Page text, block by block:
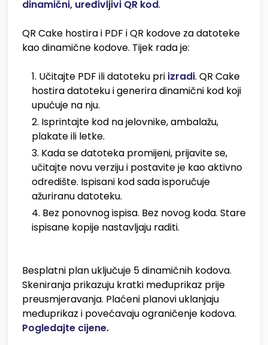
dinamični, uređivljivi QR kod.
QR Cake hostira i PDF i QR kodove za datoteke
kao dinamične kodove. Tijek rada je:
Učitajte PDF ili datoteku pri izradi. QR Cake
hostira datoteku i generira dinamični kod koji
upućuje na nju.
Isprintajte kod na jelovnike, ambalažu,
plakate ili letke.
Kada se datoteka promijeni, prijavite se,
učitajte novu verziju i postavite je kao aktivno
odredište. Ispisani kod sada isporučuje
ažuriranu datoteku.
Bez ponovnog ispisa. Bez novog koda. Stare
ispisane kopije nastavljaju raditi.
Besplatni plan uključuje 5 dinamičnih kodova.
Skeniranja prikazuju kratki međuprikaz prije
preusmjeravanja. Plaćeni planovi uklanjaju
međuprikaz i povećavaju ograničenje kodova.
Pogledajte cijene.